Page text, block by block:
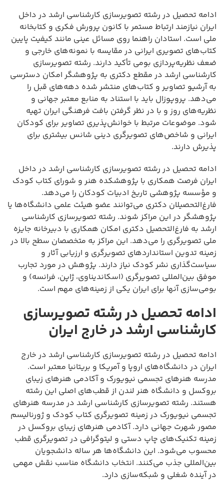
ادامه تحصیل در رشته تصویرسازی کارشناسی ارشد در داخل
ایران نیازمند ارتباط مستمر با کانون پرورش فکری و کتابخانه
ملی است. استادان راهنما روی مسائل عینی مانند کیفیت پایین
کتاب‌های تصویری ایرانی در مقایسه با نمونه‌های خارجی و
ضعف نظریه‌پردازی بومی تأکید دارند. رشته تصویرسازی
کارشناسی ارشد در مقطع دکتری به پژوهشگر امکان دسترسی
به آرشیو تصاویر و کتاب‌های منتشر شده دهه‌های قبل را
می‌دهد. پروپوزال باید با استناد به منابع معتبر جهانی و
نظریه‌های روز و با در نظر گرفتن بافت فرهنگی ایران تهیه
شود. موضوعات مرتبط با خوانش‌پذیری تصاویر برای کودکان
ایرانی و شاخص‌های تصویرگری دینی شانس بیشتری برای
پذیرش دارند.
ادامه تحصیل در رشته تصویرسازی کارشناسی ارشد در داخل
ایران فرصت همکاری با پژوهشکده هنر و شورای کتاب کودک
و مؤسسه پژوهشی تاریخ ادبیات کودکان را می‌دهد.
فارغ‌التحصیلان دکتری می‌توانند عضو هیئت علمی دانشگاه‌ها یا
پژوهشگر در این مراکز شوند. رشته تصویرسازی کارشناسی
ارشد به فارغ‌التحصیل دکتری امکان همکاری با دبیرخانه جایزه
ملی تصویرگری را می‌دهد. این مراکز به متخصصان سطح بالا در
زمینه تدوین استانداردهای تصویرگری و ارزیابی آثار و
سیاست‌گذاری نشر کودک نیاز دارند. پژوهش در مورد تجارب
موفق بین‌المللی تصویرگری (اسکاندیناوی، ژاپن، فرانسه) و
بومی‌سازی آنها برای ایران یکی از زمینه‌های مهم است.
ادامه تحصیل در رشته تصویرسازی
کارشناسی ارشد در خارج ایران
ادامه تحصیل در رشته تصویرسازی کارشناسی ارشد در خارج
ایران در دانشگاه‌های اروپا و آمریکا و بریتانیا معتبر است.
مدرسه هنرهای تجسمی نیویورک و آکادمی هنرهای زیبای
بروکسل و دانشگاه هنر لندن از قطب‌های اصلی این رشته
هستند. رشته تصویرسازی کارشناسی ارشد در مدرسه هنرهای
تجسمی نیویورک در زمینه تصویرگری کتاب کودک و ژورنالیسم
مصور شهرت جهانی دارد. آکادمی هنرهای زیبای بروکسل در
زمینه تکنیک‌های چاپ دستی و لیتوگرافی در تصویرگری قطب
محسوب می‌شود. این دانشگاه‌ها هر ساله دانشجویان
بین‌المللی جذب می‌کنند. انتخاب دانشگاه مناسب نقش مهمی
در آینده شغلی و شبکه‌سازی دارد.